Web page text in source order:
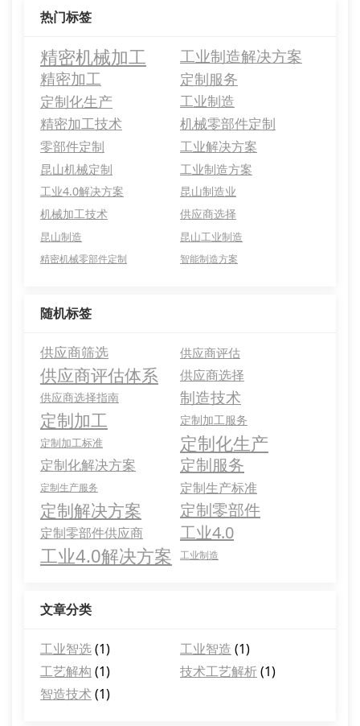
热门标签
精密机械加工
工业制造解决方案
精密加工
定制服务
定制化生产
工业制造
精密加工技术
机械零部件定制
零部件定制 工业解决方案
昆山机械定制 工业制造方案
工业4.0解决方案
昆山制造业
机械加工技术
供应商选择
昆山制造 昆山工业制造
精密机械零部件定制 智能制造方案
随机标签
供应商筛选 供应商评估
供应商评估体系 供应商选择
供应商选择指南 制造技术
定制加工 定制加工服务
定制加工标准 定制化生产
定制化解决方案 定制服务
定制生产服务 定制生产标准
定制解决方案 定制零部件
定制零部件供应商 工业4.0
工业4.0解决方案 工业制造
文章分类
工业智选(1) 工业智造 (1)
工艺解构 (1) 技术工艺解析(1)
智造技术(1)